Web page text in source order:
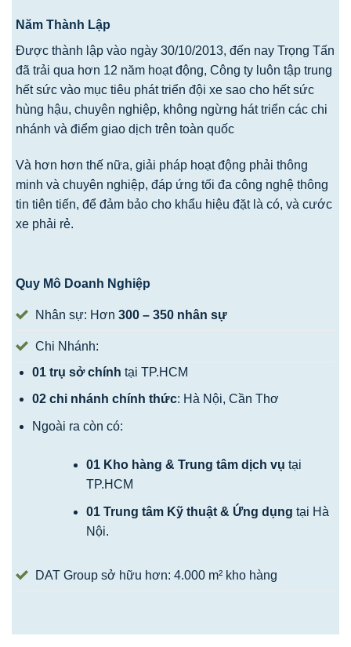
Năm Thành Lập
Được thành lập vào ngày 30/10/2013, đến nay Trọng Tấn
đã trải qua hơn 12 năm hoạt động, Công ty luôn tập trung
hết sức vào mục tiêu phát triển đội xe sao cho hết sức
hùng hậu, chuyên nghiệp, không ngừng hát triển các chi
nhánh và điểm giao dịch trên toàn quốc
Và hơn hơn thế nữa, giải pháp hoạt động phải thông
minh và chuyên nghiệp, đáp ứng tối đa công nghệ thông
tin tiên tiến, để đảm bảo cho khẩu hiệu đặt là có, và cước
xe phải rẻ.
Quy Mô Doanh Nghiệp
Nhân sự: Hơn 300 – 350 nhân sự
Chi Nhánh:
01 trụ sở chính tại TP.HCM
02 chi nhánh chính thức: Hà Nội, Cần Thơ
Ngoài ra còn có:
01 Kho hàng & Trung tâm dịch vụ tại
TP.HCM
01 Trung tâm Kỹ thuật & Ứng dụng tại Hà
Nội.
DAT Group sở hữu hơn: 4.000 m² kho hàng